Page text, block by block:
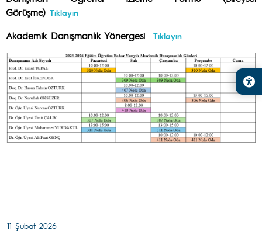
Görüşme) Tıklayın
Akademik Danışmanlık Yönergesi Tıklayın
11 Şubat 2026